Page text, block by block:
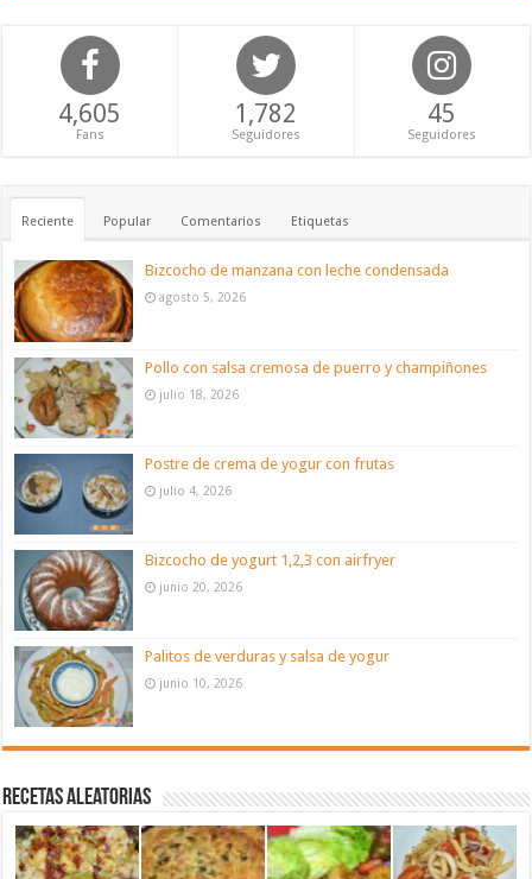
4,605
Fans
1,782
Seguidores
45
Seguidores
Reciente Popular Comentarios Etiquetas
Bizcocho de manzana con leche condensada
agosto 5, 2026
Pollo con salsa cremosa de puerro y champiñones
julio 18, 2026
Postre de crema de yogur con frutas
julio 4, 2026
Bizcocho de yogurt 1,2,3 con airfryer
junio 20, 2026
Palitos de verduras y salsa de yogur
junio 10, 2026
Recetas aleatorias